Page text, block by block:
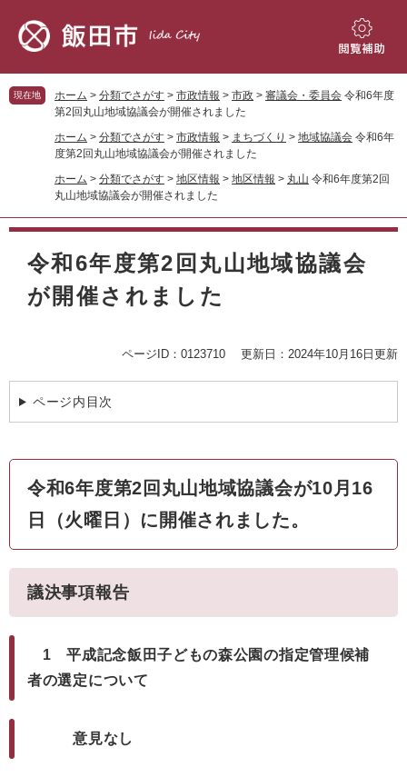
先
頭
を
飛
へ
閲
補
現在地 ホーム > 分類でさがす > 市政情報 > 市政 > 審議会・委員会 令和6年度
第2回丸山地域協議会が開催されました
ホーム > 分類でさがす > 市政情報 > まちづくり > 地域協議会 令和6年
度第2回丸山地域協議会が開催されました
ホーム > 分類でさがす > 地区情報 > 地区情報 > 丸山 令和6年度第2回
丸山地域協議会が開催されました
本
令和6年度第2回丸山地域協議会
が開催されました
ページID：0123710 更新日：2024年10月16日更新
ページ内目次
令和6年度第2回丸山地域協議会が10月16
日（火曜日）に開催されました。
議決事項報告
1 平成記念飯田子どもの森公園の指定管理候補
者の選定について
意見なし